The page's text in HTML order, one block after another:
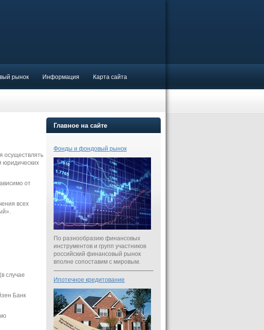
рынок Информация Карта сайта
осуществлять
юридических
от
всех
случае
Банк
Главное на сайте
Фонды и фондовый рынок
По разнообразию финансовых
инструментов и групп участников
российский финансовый рынок
вполне сопоставим с мировым.
Ипотечное кредитование